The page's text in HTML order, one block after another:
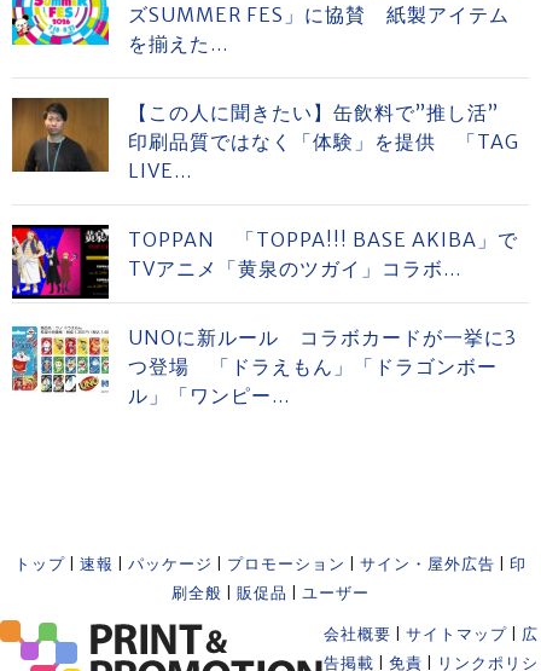
ズSUMMER FES」に協賛 紙製アイテム
を揃えた...
【この人に聞きたい】缶飲料で”推し活”
印刷品質ではなく「体験」を提供 「TAG
LIVE...
TOPPAN 「TOPPA!!! BASE AKIBA」で
TVアニメ「黄泉のツガイ」コラボ...
UNOに新ルール コラボカードが一挙に3
つ登場 「ドラえもん」「ドラゴンボー
ル」「ワンピー...
トップ 速報 パッケージ プロモーション サイン・屋外広告
印
刷全般
販促品 ユーザー
会社概要 サイトマップ
広
告掲載
免責
リンクポリシ